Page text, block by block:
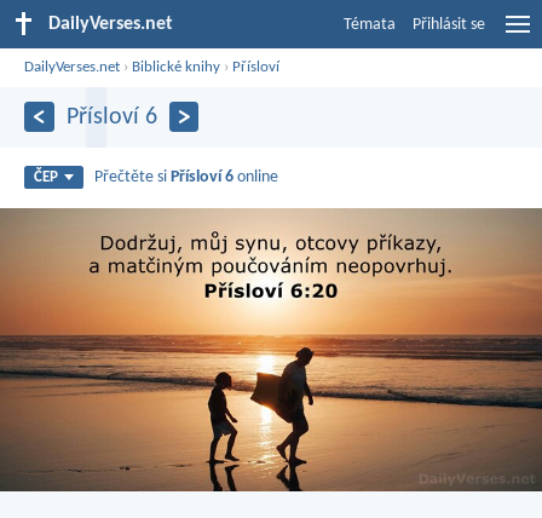
DailyVerses.net Témata Přihlásit se
DailyVerses.net › Biblické knihy › Přísloví
Přísloví 6
ČEP Přečtěte si Přísloví 6 online